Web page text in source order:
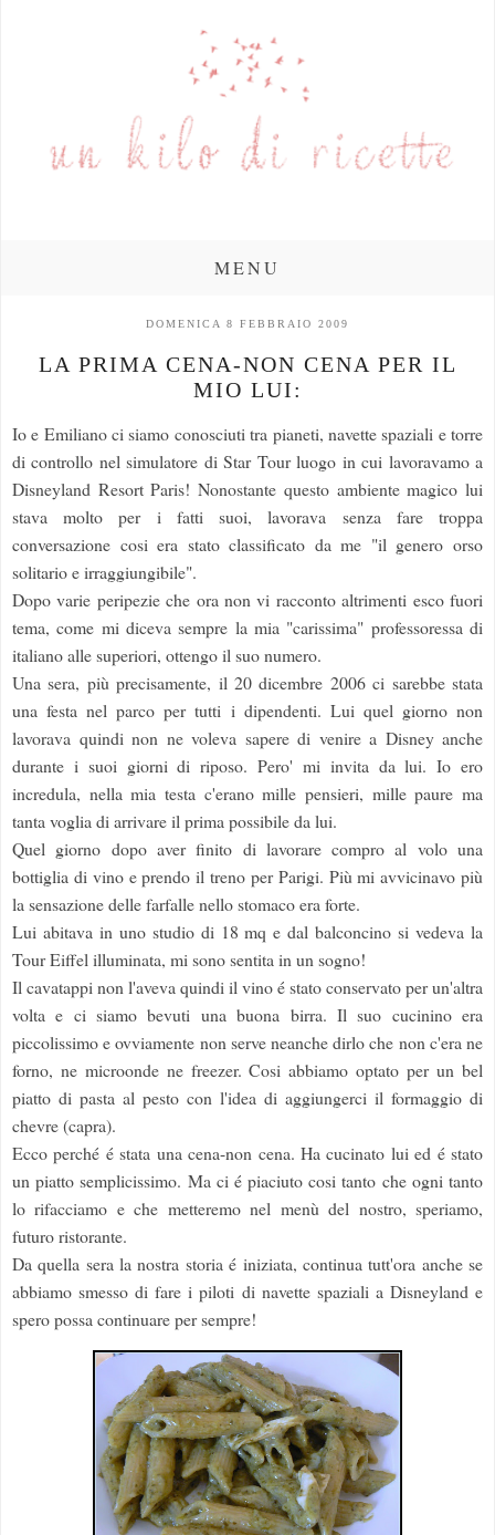
MENU
DOMENICA 8 FEBBRAIO 2009
LA PRIMA CENA-NON CENA PER IL
MIO LUI:
Io e Emiliano ci siamo conosciuti tra pianeti, navette spaziali e torre
di controllo nel simulatore di Star Tour luogo in cui lavoravamo a
Disneyland Resort Paris! Nonostante questo ambiente magico lui
stava molto per i fatti suoi, lavorava senza fare troppa
conversazione cosi era stato classificato da me "il genero orso
solitario e irraggiungibile".
Dopo varie peripezie che ora non vi racconto altrimenti esco fuori
tema, come mi diceva sempre la mia "carissima" professoressa di
italiano alle superiori, ottengo il suo numero.
Una sera, più precisamente, il 20 dicembre 2006 ci sarebbe stata
una festa nel parco per tutti i dipendenti. Lui quel giorno non
lavorava quindi non ne voleva sapere di venire a Disney anche
durante i suoi giorni di riposo. Pero' mi invita da lui. Io ero
incredula, nella mia testa c'erano mille pensieri, mille paure ma
tanta voglia di arrivare il prima possibile da lui.
Quel giorno dopo aver finito di lavorare compro al volo una
bottiglia di vino e prendo il treno per Parigi. Più mi avvicinavo più
la sensazione delle farfalle nello stomaco era forte.
Lui abitava in uno studio di 18 mq e dal balconcino si vedeva la
Tour Eiffel illuminata, mi sono sentita in un sogno!
Il cavatappi non l'aveva quindi il vino é stato conservato per un'altra
volta e ci siamo bevuti una buona birra. Il suo cucinino era
piccolissimo e ovviamente non serve neanche dirlo che non c'era ne
forno, ne microonde ne freezer. Cosi abbiamo optato per un bel
piatto di pasta al pesto con l'idea di aggiungerci il formaggio di
chevre (capra).
Ecco perché é stata una cena-non cena. Ha cucinato lui ed é stato
un piatto semplicissimo. Ma ci é piaciuto cosi tanto che ogni tanto
lo rifacciamo e che metteremo nel menù del nostro, speriamo,
futuro ristorante.
Da quella sera la nostra storia é iniziata, continua tutt'ora anche se
abbiamo smesso di fare i piloti di navette spaziali a Disneyland e
spero possa continuare per sempre!